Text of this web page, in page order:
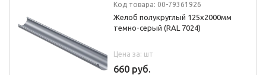
Код товара: 00-79361926
Желоб полукруглый 125х2000мм
темно-серый (RAL 7024)
Цена за: шт
660 руб.